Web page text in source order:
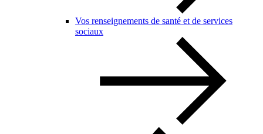
Vos renseignements de santé et de services
sociaux